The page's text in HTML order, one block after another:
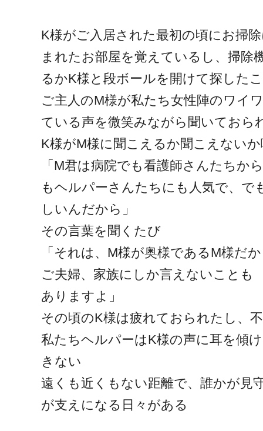
K様がご入居された最初の頃にお掃
まれたお部屋を覚えているし、掃除
るかK様と段ボールを開けて探した
ご主人のM様が私たち女性陣のワイ
ている声を微笑みながら聞いておら
K様がM様に聞こえるか聞こえない
「M君は病院でも看護師さんたちか
もヘルパーさんたちにも人気で、で
しいんだから」
その言葉を聞くたび
「それは、M様が奥様であるM様だ
ご夫婦、家族にしか言えないことも
ありますよ」
その頃のK様は疲れておられたし、
私たちヘルパーはK様の声に耳を傾
きない
遠くも近くもない距離で、誰かが見
が支えになる日々がある